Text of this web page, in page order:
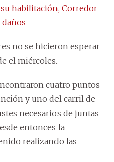
su habilitación, Corredor
no se hicieron esperar
el miércoles.
cuatro puntos
y uno del carril de
necesarios de juntas
entonces la
realizando las